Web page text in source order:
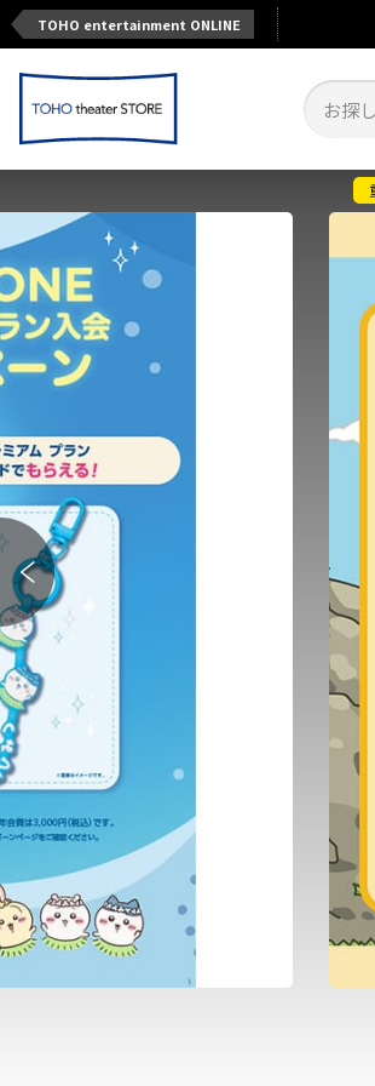
TOHO entertainment ONLINE